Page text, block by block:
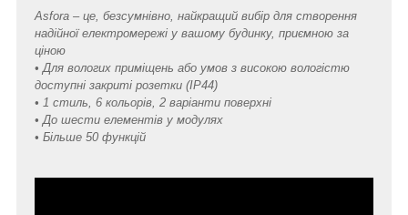
Asfora – це, безсумнівно, найкращий вибір для створення
надійної електромережі у вашому будинку, приємною за
ціною
• Для вологих приміщень або умов з високою вологістю
доступні закриті розетки (IP44)
• 1 стиль, 6 кольорів, 2 варіанти поверхні
• До шести елементів у модулях
• Більше 50 функцій